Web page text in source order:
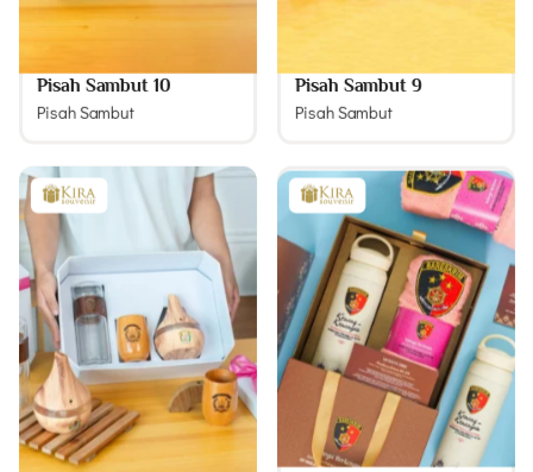
Pisah Sambut 10
Pisah Sambut
Pisah Sambut 9
Pisah Sambut